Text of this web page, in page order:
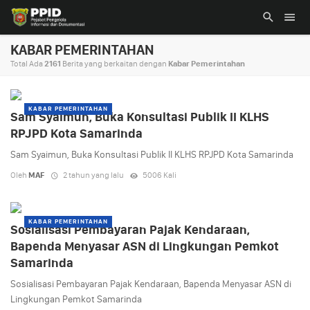
KABAR PEMERINTAHAN
Total Ada2161 Berita yang berkaitan dengan Kabar Pemerintahan
KABAR PEMERINTAHAN
Sam Syaimun, Buka Konsultasi Publik II KLHS
RPJPD Kota Samarinda
Sam Syaimun, Buka Konsultasi Publik II KLHS RPJPD Kota Samarinda
Oleh MAF 2 tahun yang lalu 5006 Kali
KABAR PEMERINTAHAN
Sosialisasi Pembayaran Pajak Kendaraan,
Bapenda Menyasar ASN di Lingkungan Pemkot
Samarinda
Sosialisasi Pembayaran Pajak Kendaraan, Bapenda Menyasar ASN di
Lingkungan Pemkot Samarinda